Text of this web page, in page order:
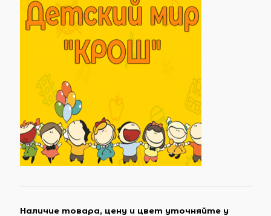
Наличие товара, цену и цвет уточняйте у